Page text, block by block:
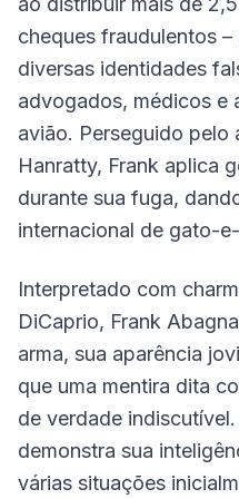
cheques fraudulentos
diversas identidades
advogados, médicos e
avião. Perseguido pelo
Hanratty, Frank aplica
durante sua fuga,
internacional de gato-
Interpretado com
DiCaprio, Frank
arma, sua aparência
que uma mentira dita
de verdade
demonstra sua
várias situações